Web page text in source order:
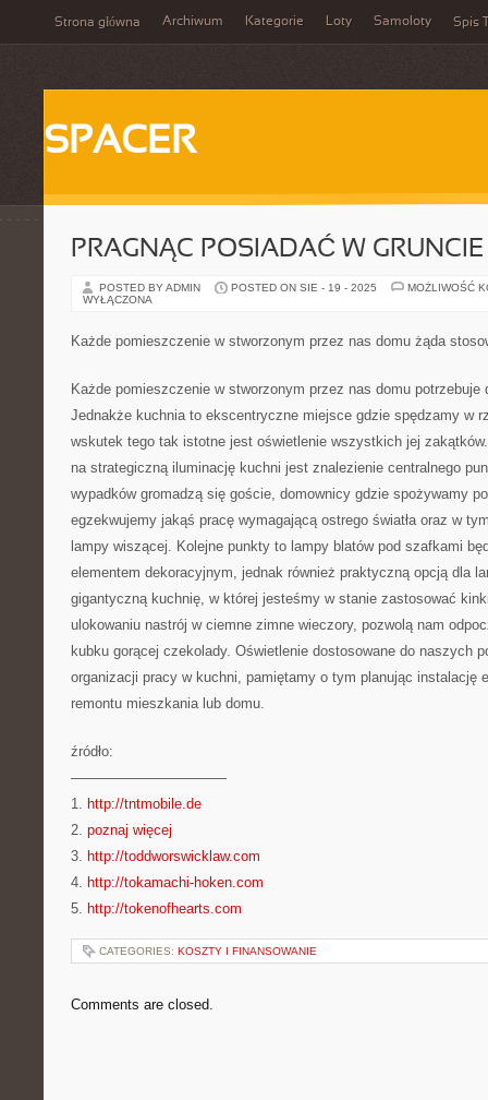
Strona główna Archiwum Kategorie Loty Samoloty Spis
SPACER
PRAGNĄC POSIADAĆ W
POSTED BY ADMIN POSTED ON SIE - 19 - 2025
MOŻLIWOŚĆ
WYŁĄCZONA
Każde pomieszczenie w stworzonym przez nas domu żąda
Każde pomieszczenie w stworzonym przez nas domu potrzebuje
Jednakże kuchnia to ekscentryczne miejsce gdzie spędzamy w
wskutek tego tak istotne jest oświetlenie wszystkich jej
na strategiczną iluminację kuchni jest znalezienie centralnego
wypadków gromadzą się goście, domownicy gdzie spożywamy
egzekwujemy jakąś pracę wymagającą ostrego światła oraz w
lampy wiszącej. Kolejne punkty to lampy blatów pod szafkami
elementem dekoracyjnym, jednak również praktyczną opcją dla
gigantyczną kuchnię, w której jesteśmy w stanie zastosować
ulokowaniu nastrój w ciemne zimne wieczory, pozwolą nam
kubku gorącej czekolady. Oświetlenie dostosowane do naszych
organizacji pracy w kuchni, pamiętamy o tym planując instalację
remontu mieszkania lub domu.
źródło:
———————————
1. http://tntmobile.de
2. poznaj więcej
3. http://toddworswicklaw.com
4. http://tokamachi-hoken.com
5. http://tokenofhearts.com
CATEGORIES: KOSZTY I FINANSOWANIE
Comments are closed.